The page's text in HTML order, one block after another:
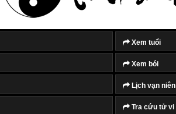
Xem tuổi
Xem bói
Lịch vạn niên
Tra cứu tử vi